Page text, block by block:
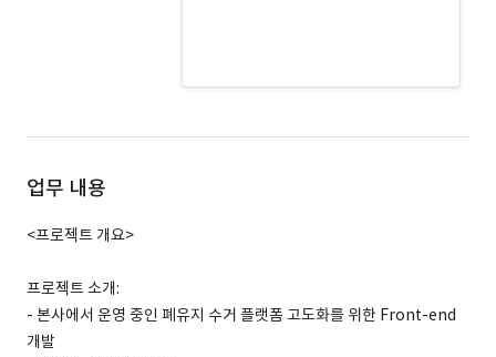
업무 내용
<프로젝트 개요>
프로젝트 소개:
- 본사에서 운영 중인 폐유지 수거 플랫폼 고도화를 위한 Front-end
개발